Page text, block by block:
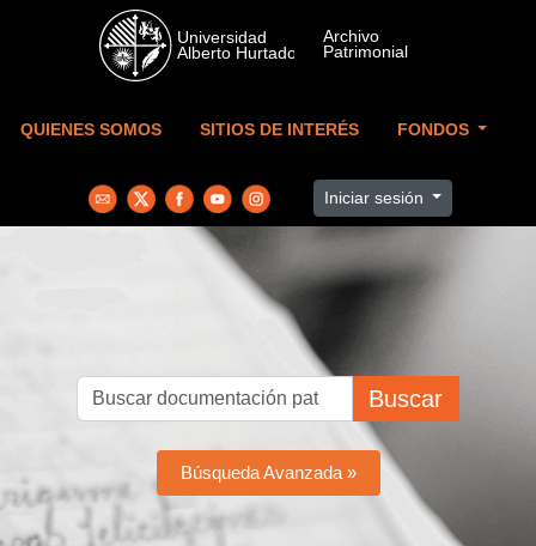
Skip to main content
QUIENES SOMOS SITIOS DE INTERÉS FONDOS
Iniciar sesión
Buscar
Búsqueda Avanzada »